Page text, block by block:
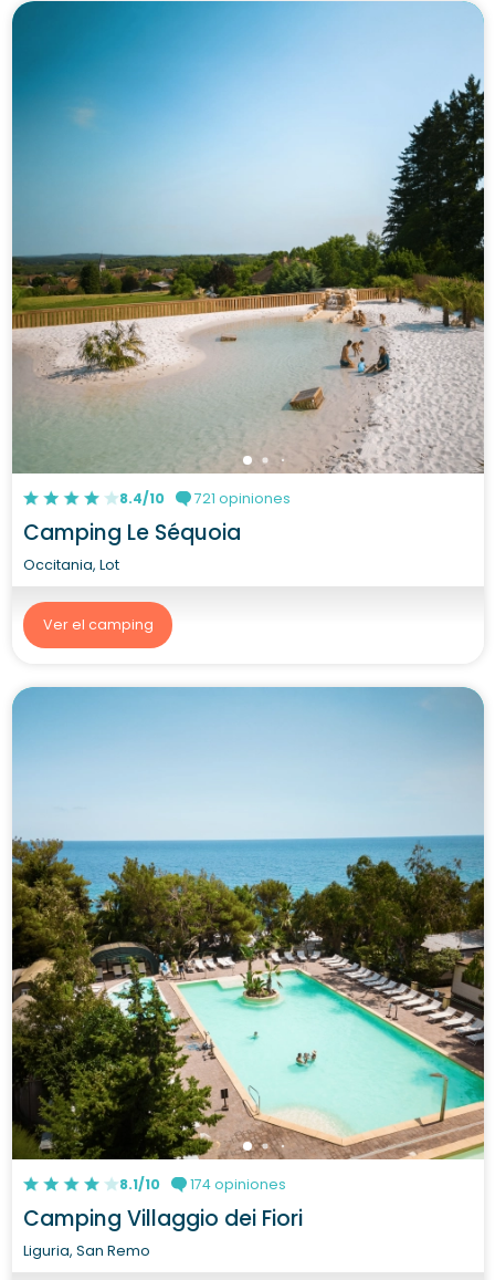
8.4/10 721 opiniones
Camping Le Séquoia
Occitania, Lot
Ver el camping
8.1/10 174 opiniones
Camping Villaggio dei Fiori
Liguria, San Remo